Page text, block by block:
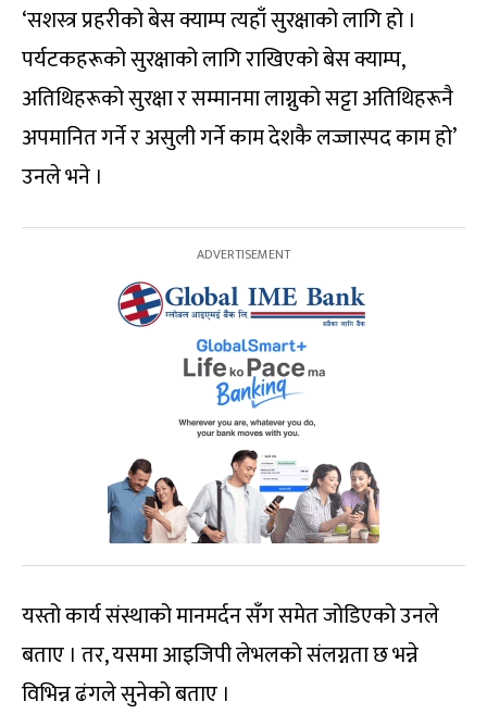
‘सशस्त्र प्रहरीको बेस क्याम्प त्यहाँ सुरक्षाको लागि हो ।
पर्यटकहरूको सुरक्षाको लागि राखिएको बेस क्याम्प,
अतिथिहरूको सुरक्षा र सम्मानमा लाग्नुको सट्टा अतिथिहरूनै
अपमानित गर्ने र असुली गर्ने काम देशकै लज्जास्पद काम हो’
उनले भने ।
यस्तो कार्य संस्थाको मानमर्दन सँग समेत जोडिएको उनले
बताए । तर, यसमा आइजिपी लेभलको संलग्नता छ भन्ने
विभिन्न ढंगले सुनेको बताए ।